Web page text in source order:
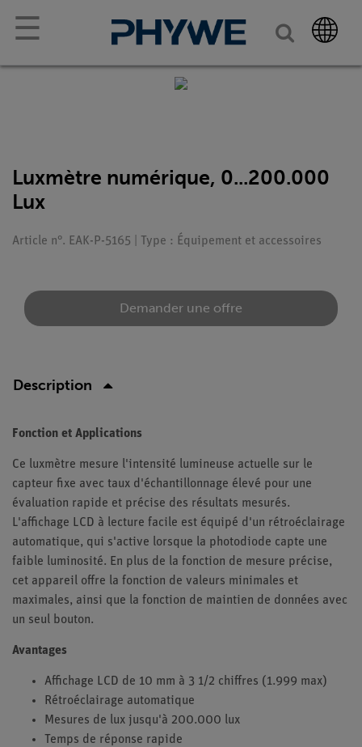
☰
Luxmètre numérique, 0...200.000
Lux
Article n°. EAK-P-5165 | Type : Équipement et accessoires
Demander une offre
Description
Fonction et Applications
Ce luxmètre mesure l'intensité lumineuse actuelle sur le
capteur fixe avec taux d'échantillonnage élevé pour une
évaluation rapide et précise des résultats mesurés.
L'affichage LCD à lecture facile est équipé d'un rétroéclairage
automatique, qui s'active lorsque la photodiode capte une
faible luminosité. En plus de la fonction de mesure précise,
cet appareil offre la fonction de valeurs minimales et
maximales, ainsi que la fonction de maintien de données avec
un seul bouton.
Avantages
Affichage LCD de 10 mm à 3 1/2 chiffres (1.999 max)
Rétroéclairage automatique
Mesures de lux jusqu'à 200.000 lux
Temps de réponse rapide